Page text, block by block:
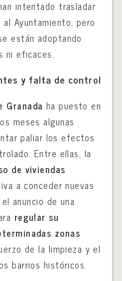
intentado trasladar
Ayuntamiento, pero
están adoptando
ni eficaces.
y falta de control
Granada ha puesto en
meses algunas
paliar los efectos
Entre ellas, la
de viviendas
a conceder nuevas
anuncio de una
regular su
zonas
de la limpieza y el
barrios históricos.